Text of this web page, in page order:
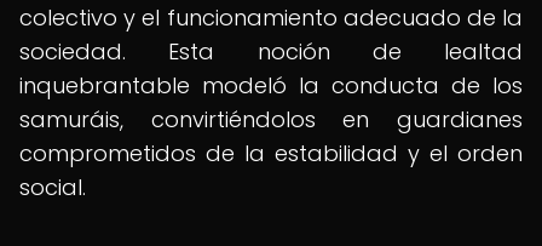
colectivo y el funcionamiento adecuado de la
sociedad. Esta noción de lealtad
inquebrantable modeló la conducta de los
samuráis, convirtiéndolos en guardianes
comprometidos de la estabilidad y el orden
social.